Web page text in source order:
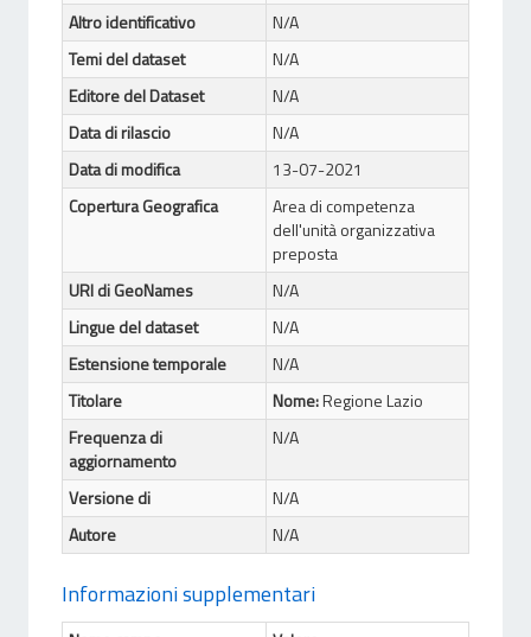
Altro identificativo
N/A
Temi del dataset
N/A
Editore del Dataset
N/A
Data di rilascio
N/A
Data di modifica
13-07-2021
Copertura Geografica
Area di competenza
dell'unità organizzativa
preposta
URI di GeoNames
N/A
Lingue del dataset
N/A
Estensione temporale
N/A
Titolare
Nome:Regione Lazio
Frequenza di
aggiornamento
N/A
Versione di
N/A
Autore
N/A
Informazioni supplementari